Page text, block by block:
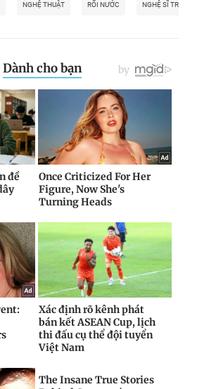
NGHỆ THUẬT RỐI NƯỚC NGHỆ SĨ TRẦN